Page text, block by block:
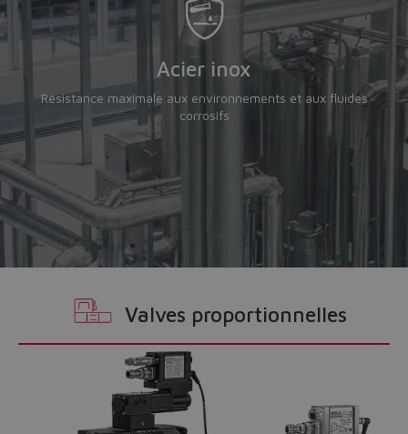
Do you want to leave the
configurator?
The running selection will be
Yes No
Acier inox
Résistance maximale aux environnements et aux fluides
corrosifs
Valves proportionnelles